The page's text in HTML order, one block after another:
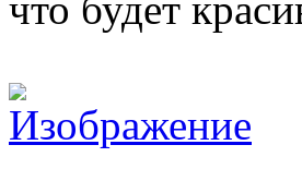
что будет